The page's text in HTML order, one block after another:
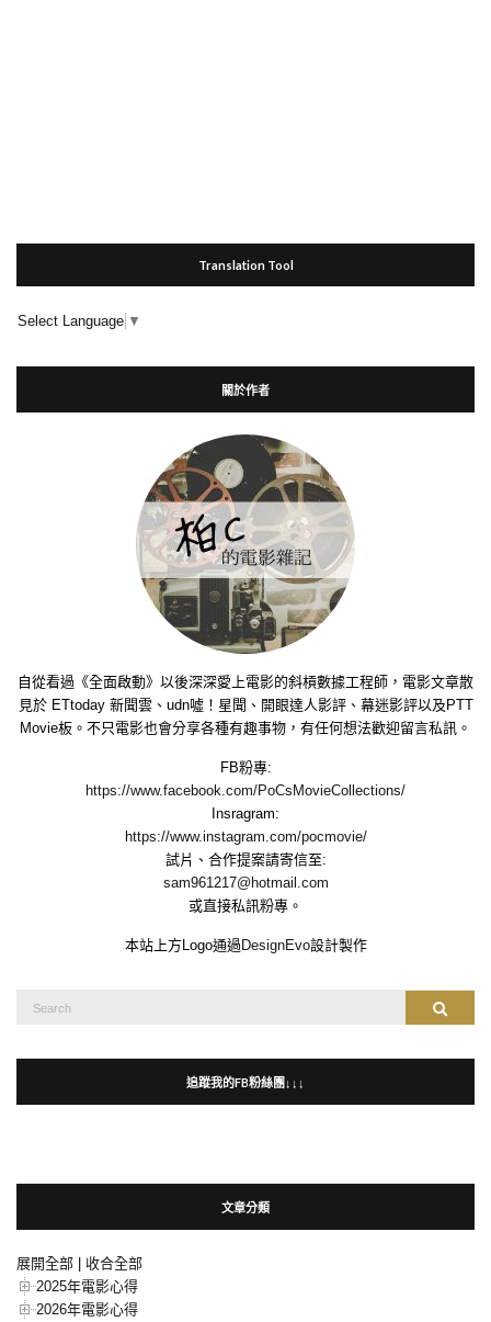
Translation Tool
Select Language ▼
關於作者
自從看過《全面啟動》以後深深愛上電影的斜槓數據工程師，電影文章散
見於 ETtoday 新聞雲、udn噓！星聞、開眼達人影評、幕迷影評以及PTT
Movie板。不只電影也會分享各種有趣事物，有任何想法歡迎留言私訊。
FB粉專:
https://www.facebook.com/PoCsMovieCollections/
Insragram:
https://www.instagram.com/pocmovie/
試片、合作提案請寄信至:
sam961217@hotmail.com
或直接私訊粉專。
本站上方Logo通過 DesignEvo設計製作
Search
追蹤我的FB粉絲團↓↓↓
文章分類
展開全部
收合全部
2025年電影心得
2026年電影心得